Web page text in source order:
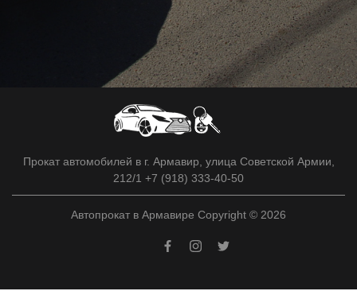
Прокат автомобилей в г. Армавир, улица Советской Армии,
212/1 +7 (918) 333-40-50
Автопрокат в Армавире Copyright © 2026